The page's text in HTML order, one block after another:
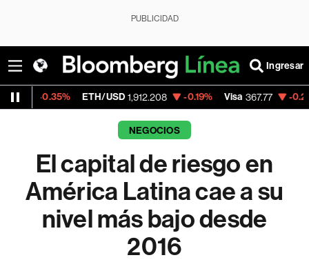
PUBLICIDAD
Ingresar
ETH/USD 1,912.208 -0.19% Visa 367.77 -0.21%
NEGOCIOS
El capital de riesgo en
América Latina cae a su
nivel más bajo desde
2016